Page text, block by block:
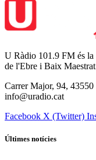
U Ràdio 101.9 FM és la
de l'Ebre i Baix
Carrer Major, 94,
info@uradio.cat
Facebook X (Twitter)
Últimes notícies